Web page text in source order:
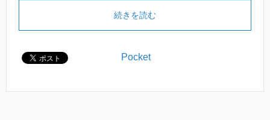
続きを読む
Pocket